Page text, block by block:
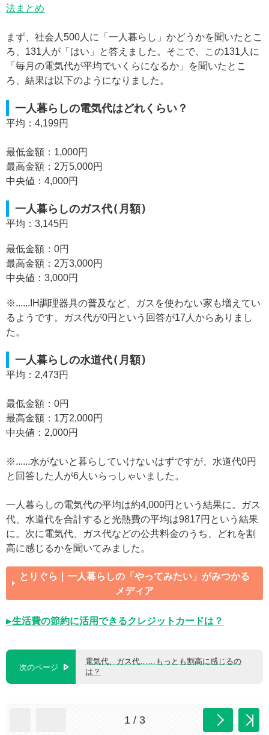
法まとめ
まず、社会人500人に「一人暮らし」かどうかを聞いたとこ
ろ、131人が「はい」と答えました。そこで、この131人に
「毎月の電気代が平均でいくらになるか」を聞いたとこ
ろ、結果は以下のようになりました。
一人暮らしの電気代はどれくらい？
平均：4,199円
最低金額：1,000円
最高金額：2万5,000円
中央値：4,000円
一人暮らしのガス代(月額)
平均：3,145円
最低金額：0円
最高金額：2万3,000円
中央値：3,000円
※......IH調理器具の普及など、ガスを使わない家も増えてい
るようです。ガス代が0円という回答が17人からありまし
た。
一人暮らしの水道代(月額)
平均：2,473円
最低金額：0円
最高金額：1万2,000円
中央値：2,000円
※......水がないと暮らしていけないはずですが、水道代0円
と回答した人が6人いらっしゃいました。
一人暮らしの電気代の平均は約4,000円という結果に。ガス
代、水道代を合計すると光熱費の平均は9817円という結果
に。次に電気代、ガス代などの公共料金のうち、どれを割
高に感じるかを聞いてみました。
とりぐら｜一人暮らしの「やってみたい」がみつかる
メディア
▶生活費の節約に活用できるクレジットカードは？
次のページ
電気代、ガス代……もっとも割高に感じるの
は？
1 / 3